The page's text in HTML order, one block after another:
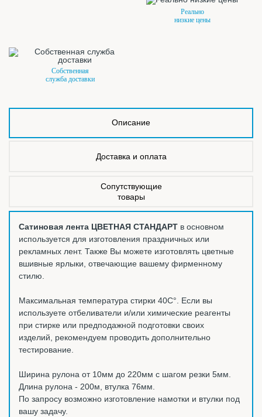
Реально
низкие цены
Собственная
служба доставки
Описание
Доставка и оплата
Сопутствующие
товары
Сатиновая лента ЦВЕТНАЯ СТАНДАРТ в основном
используется для изготовления праздничных или
рекламных лент. Также Вы можете изготовлять цветные
вшивные ярлыки, отвечающие вашему фирменному
стилю.
Максимальная температура стирки 40С°. Если вы
используете отбеливатели и/или химические реагенты
при стирке или предподажной подготовки своих
изделий, рекомендуем проводить дополнительно
тестирование.
Ширина рулона от 10мм до 220мм с шагом резки 5мм.
Длина рулона - 200м, втулка 76мм.
По запросу возможно изготовление намотки и втулки под
вашу задачу.